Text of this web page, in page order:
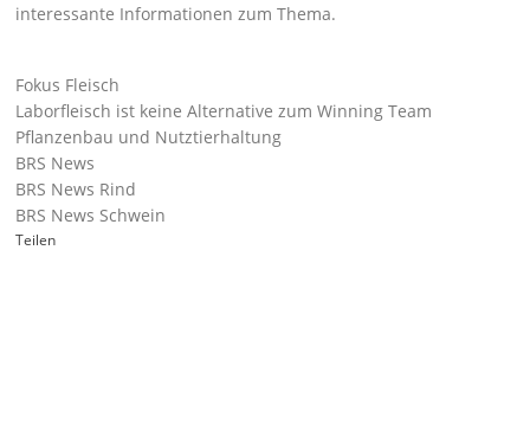
interessante Informationen zum Thema.
Fokus Fleisch
Laborfleisch ist keine Alternative zum Winning Team
Pflanzenbau und Nutztierhaltung
BRS News
BRS News Rind
BRS News Schwein
Teilen